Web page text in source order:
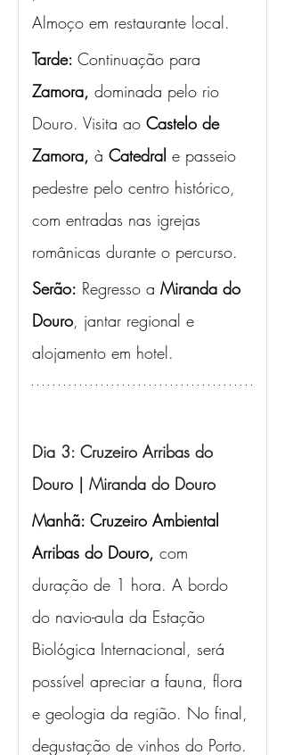
Almoço em restaurante local.
Tarde: Continuação para
Zamora, dominada pelo rio
Douro. Visita ao Castelo de
Zamora, à Catedral e passeio
pedestre pelo centro histórico,
com entradas nas igrejas
românicas durante o percurso.
Serão: Regresso a Miranda do
Douro, jantar regional e
alojamento em hotel.
Dia 3: Cruzeiro Arribas do
Douro | Miranda do Douro
Manhã: Cruzeiro Ambiental
Arribas do Douro, com
duração de 1 hora. A bordo
do navio-aula da Estação
Biológica Internacional, será
possível apreciar a fauna, flora
e geologia da região. No final,
degustação de vinhos do Porto.